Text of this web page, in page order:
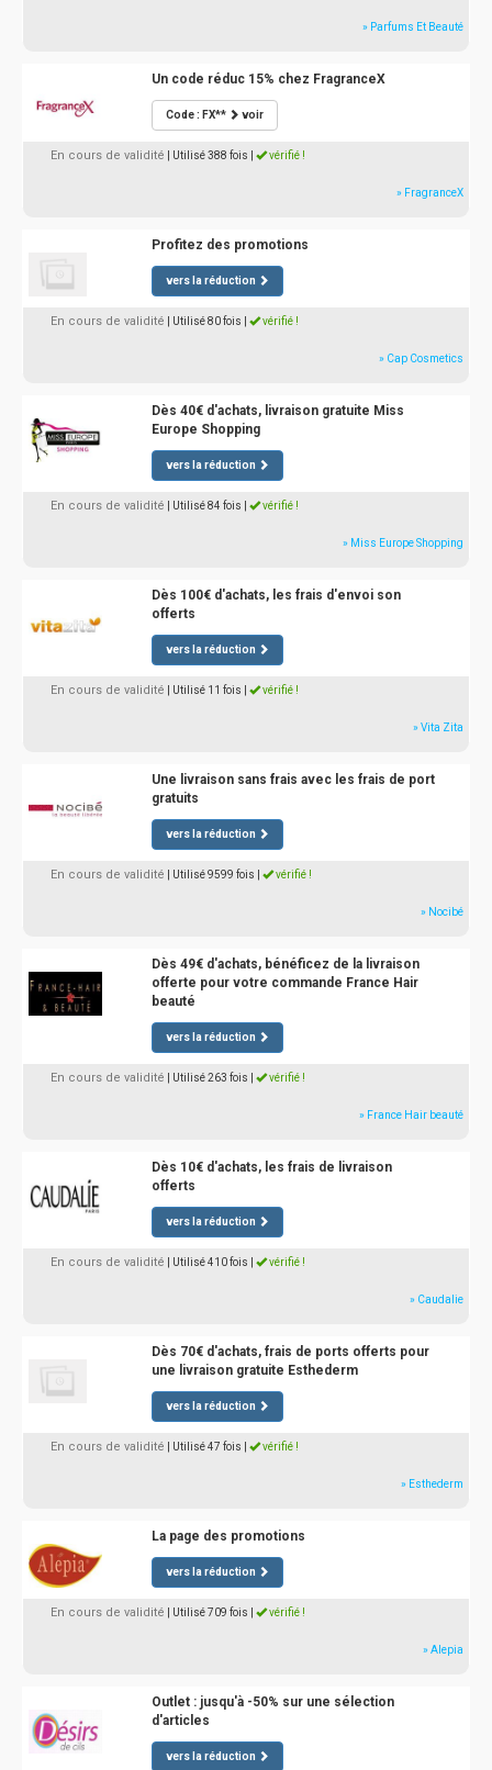
» Parfums Et Beauté
Un code réduc 15% chez FragranceX
Code : FX** voir
En cours de validité | Utilisé 388 fois vérifié !
» FragranceX
Profitez des promotions
vers la réduction
En cours de validité | Utilisé 80 fois vérifié !
» Cap Cosmetics
Dès 40€ d'achats, livraison gratuite Miss
Europe Shopping
vers la réduction
En cours de validité | Utilisé 84 fois vérifié !
» Miss Europe Shopping
Dès 100€ d'achats, les frais d'envoi son
offerts
vers la réduction
En cours de validité | Utilisé 11 fois vérifié !
» Vita Zita
Une livraison sans frais avec les frais de port
gratuits
vers la réduction
En cours de validité | Utilisé 9599 fois vérifié !
» Nocibé
Dès 49€ d'achats, bénéficez de la livraison
offerte pour votre commande France Hair
beauté
vers la réduction
En cours de validité | Utilisé 263 fois vérifié !
» France Hair beauté
Dès 10€ d'achats, les frais de livraison
offerts
vers la réduction
En cours de validité | Utilisé 410 fois vérifié !
» Caudalie
Dès 70€ d'achats, frais de ports offerts pour
une livraison gratuite Esthederm
vers la réduction
En cours de validité | Utilisé 47 fois vérifié !
» Esthederm
La page des promotions
vers la réduction
En cours de validité | Utilisé 709 fois vérifié !
» Alepia
Outlet : jusqu'à -50% sur une sélection
d'articles
vers la réduction